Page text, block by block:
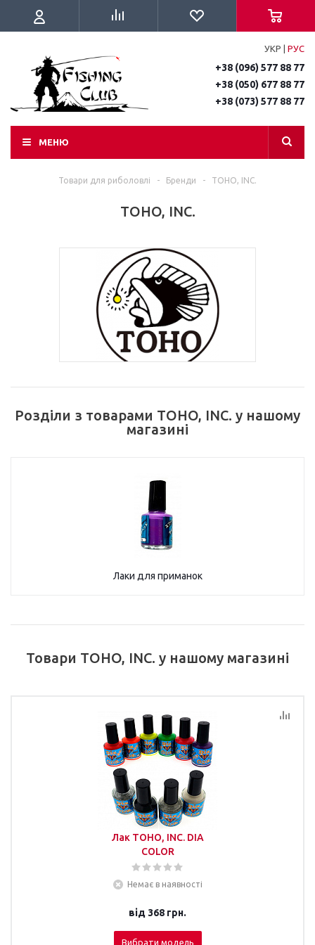
УКР РУС
+38 (096) 577 88 77
+38 (050) 677 88 77
+38 (073) 577 88 77
МЕНЮ
Товари для риболовлі - Бренди - TOHO, INC.
TOHO, INC.
Розділи з товарами TOHO, INC. у нашому
магазині
Лаки для приманок
Товари TOHO, INC. у нашому магазині
Лак TOHO, INC. DIA
COLOR
Немає в наявності
від 368 грн.
Вибрати модель